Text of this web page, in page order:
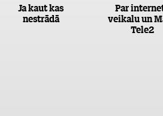
Ja kaut kas
nestrādā
Par
veikalu un
Tele2